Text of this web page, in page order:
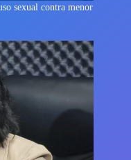
sexual contra menor